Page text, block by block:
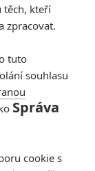
těch, kteří
zpracovat.
tuto
souhlasu
Správa
cookie s